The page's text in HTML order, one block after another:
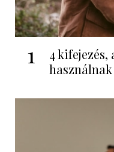
1
4